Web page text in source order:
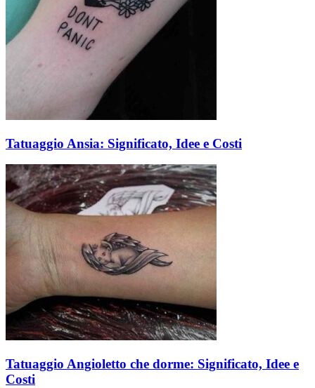
Tatuaggio Ansia: Significato, Idee e Costi
Tatuaggio Angioletto che dorme: Significato, Idee e
Costi